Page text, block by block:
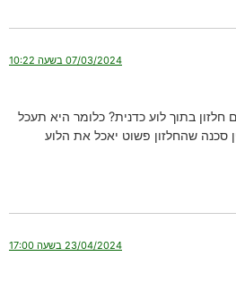
07/03/2024 בשעה 10:22
חלזון בתוך לוע כדנית? כלומר היא תעכל
סכנה שהחלזון פשוט יאכל את הלוע
23/04/2024 בשעה 17:00